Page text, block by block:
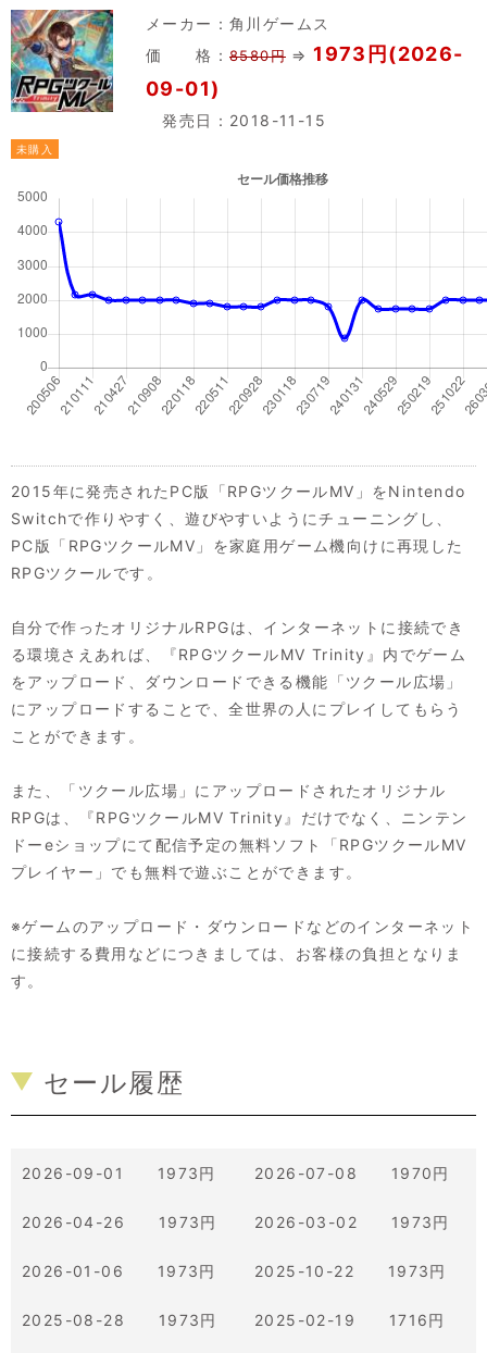
メーカー： 角川ゲームス
価 格： 8580円 ⇒ 1973円(2026-
09-01)
発売日：2018-11-15
未購入
2015年に発売されたPC版「RPGツクールMV」をNintendo
Switchで作りやすく、遊びやすいようにチューニングし、
PC版「RPGツクールMV」を家庭用ゲーム機向けに再現した
RPGツクールです。
自分で作ったオリジナルRPGは、インターネットに接続でき
る環境さえあれば、『RPGツクールMV Trinity』内でゲーム
をアップロード、ダウンロードできる機能「ツクール広場」
にアップロードすることで、全世界の人にプレイしてもらう
ことができます。
また、「ツクール広場」にアップロードされたオリジナル
RPGは、『RPGツクールMV Trinity』だけでなく、ニンテン
ドーeショップにて配信予定の無料ソフト「RPGツクールMV
プレイヤー」でも無料で遊ぶことができます。
※ゲームのアップロード・ダウンロードなどのインターネット
に接続する費用などにつきましては、お客様の負担となりま
す。
セール履歴
2026-09-01 1973円 2026-07-08 1970円
2026-04-26 1973円 2026-03-02 1973円
2026-01-06 1973円 2025-10-22 1973円
2025-08-28 1973円 2025-02-19 1716円